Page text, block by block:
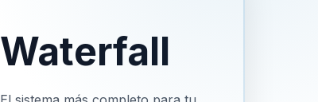
Waterfall